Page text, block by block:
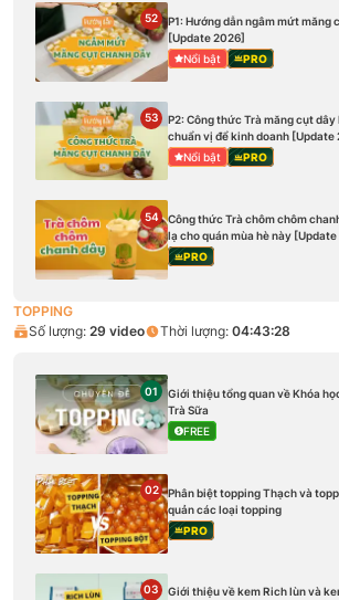
52
P1: Hướng dẫn ngâm mứt măng
[Update 2026]
Nổi bật
PRO
53
P2: Công thức Trà măng cụt
chuẩn vị để kinh doanh [Update
Nổi bật
PRO
54
Công thức Trà chôm chôm
lạ cho quán mùa hè này
PRO
TOPPING
Số lượng: 29 video Thời lượng: 04:43:28
01
Giới thiệu tổng quan về Khóa
Trà Sữa
FREE
02
Phân biệt topping Thạch và
quản các loại topping
PRO
03 Giới thiệu về kem Rich lùn và